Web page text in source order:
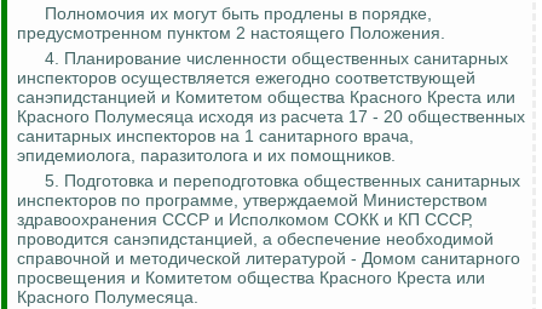
Полномочия их могут быть продлены в порядке,
предусмотренном пунктом 2 настоящего Положения.
4. Планирование численности общественных санитарных
инспекторов осуществляется ежегодно соответствующей
санэпидстанцией и Комитетом общества Красного Креста или
Красного Полумесяца исходя из расчета 17 - 20 общественных
санитарных инспекторов на 1 санитарного врача,
эпидемиолога, паразитолога и их помощников.
5. Подготовка и переподготовка общественных санитарных
инспекторов по программе, утверждаемой Министерством
здравоохранения СССР и Исполкомом СОКК и КП СССР,
проводится санэпидстанцией, а обеспечение необходимой
справочной и методической литературой - Домом санитарного
просвещения и Комитетом общества Красного Креста или
Красного Полумесяца.